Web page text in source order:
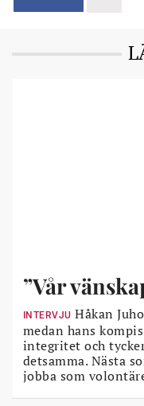
”Vår
INTERVJU Håkan
medan hans
integritet och
detsamma. Nästa
jobba som